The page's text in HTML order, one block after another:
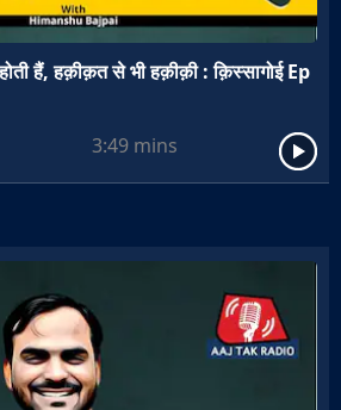
होती हैं, हक़ीक़त से भी हक़ीक़ी : क़िस्सागोई Ep
3:49 mins